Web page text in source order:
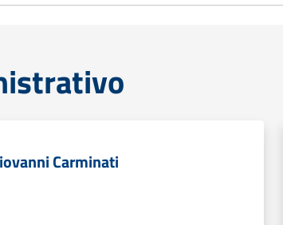
Carminati